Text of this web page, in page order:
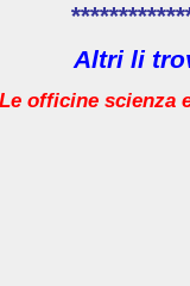
Altri li
Le officine scienza